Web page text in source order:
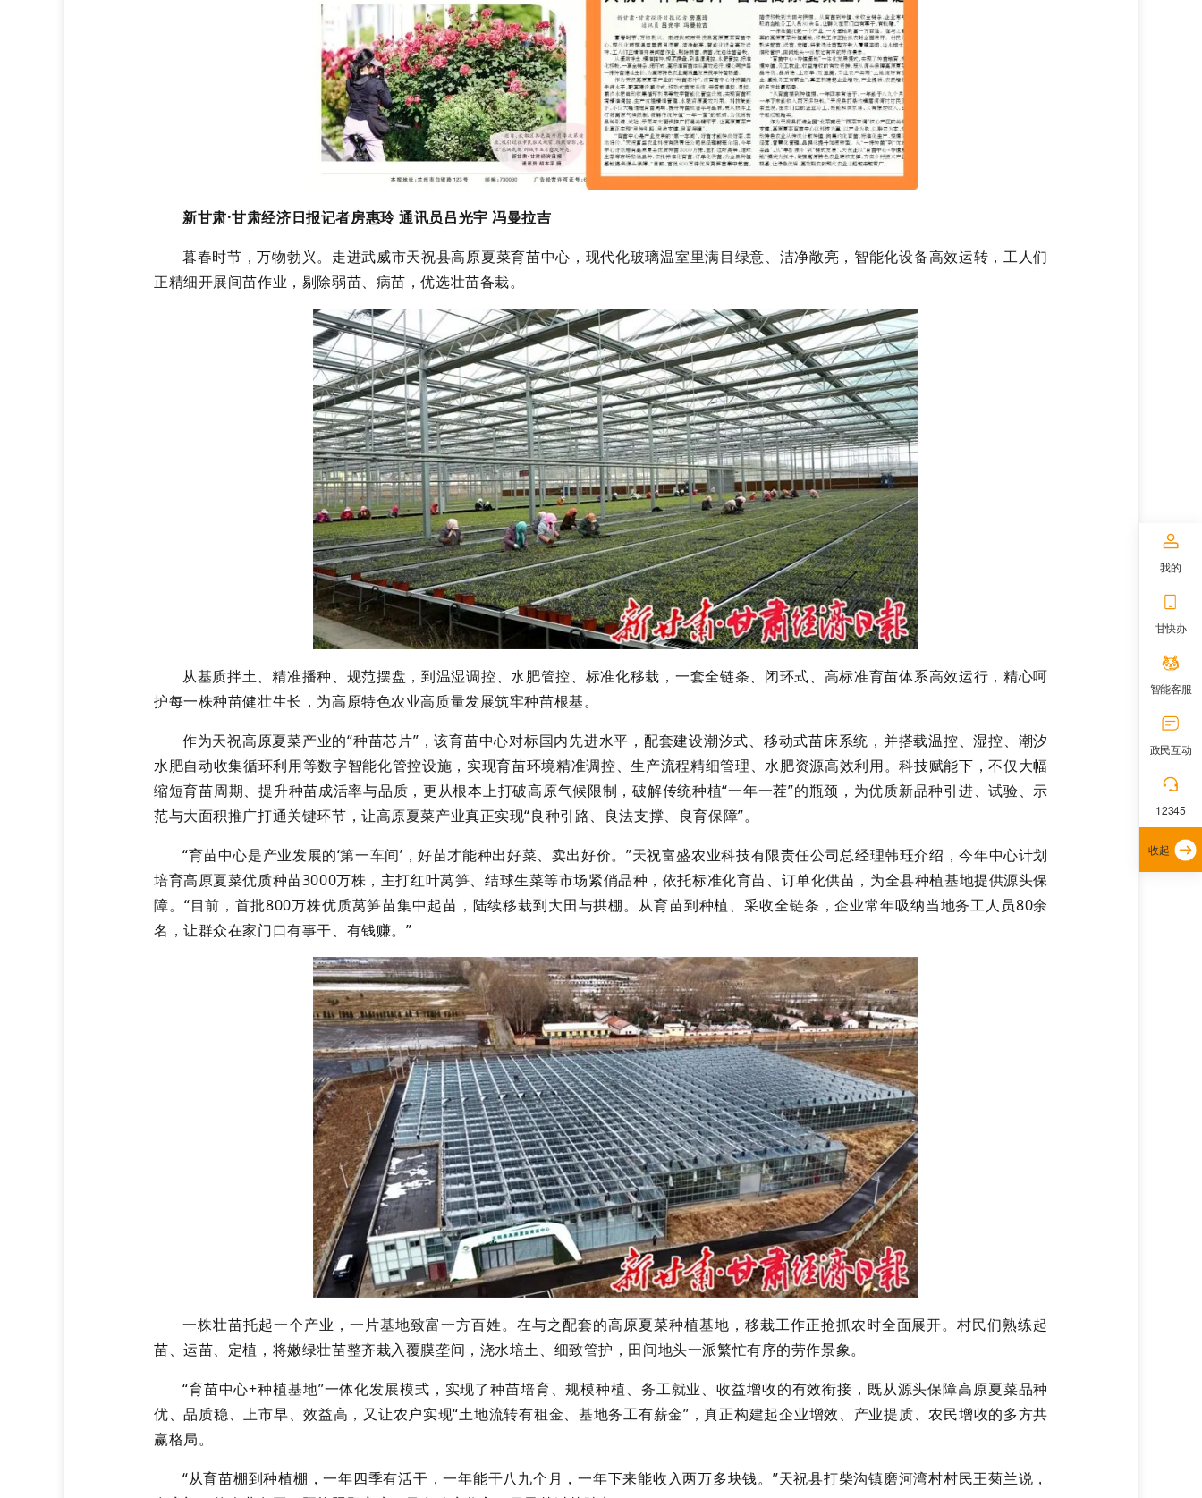
新甘肃·甘肃经济日报记者房惠玲 通讯员吕光宇 冯曼拉吉
暮春时节，万物勃兴。走进武威市天祝县高原夏菜育苗中心，现代化玻璃温室里满目绿意、洁净敞亮，智能化设备高效运转，工人们
正精细开展间苗作业，剔除弱苗、病苗，优选壮苗备栽。
从基质拌土、精准播种、规范摆盘，到温湿调控、水肥管控、标准化移栽，一套全链条、闭环式、高标准育苗体系高效运行，精心呵
护每一株种苗健壮生长，为高原特色农业高质量发展筑牢种苗根基。
作为天祝高原夏菜产业的“种苗芯片”，该育苗中心对标国内先进水平，配套建设潮汐式、移动式苗床系统，并搭载温控、湿控、潮汐
水肥自动收集循环利用等数字智能化管控设施，实现育苗环境精准调控、生产流程精细管理、水肥资源高效利用。科技赋能下，不仅大幅
缩短育苗周期、提升种苗成活率与品质，更从根本上打破高原气候限制，破解传统种植“一年一茬”的瓶颈，为优质新品种引进、试验、示
范与大面积推广打通关键环节，让高原夏菜产业真正实现“良种引路、良法支撑、良育保障”。
“育苗中心是产业发展的‘第一车间’，好苗才能种出好菜、卖出好价。”天祝富盛农业科技有限责任公司总经理韩珏介绍，今年中心计划
培育高原夏菜优质种苗3000万株，主打红叶莴笋、结球生菜等市场紧俏品种，依托标准化育苗、订单化供苗，为全县种植基地提供源头保
障。“目前，首批800万株优质莴笋苗集中起苗，陆续移栽到大田与拱棚。从育苗到种植、采收全链条，企业常年吸纳当地务工人员80余
名，让群众在家门口有事干、有钱赚。”
一株壮苗托起一个产业，一片基地致富一方百姓。在与之配套的高原夏菜种植基地，移栽工作正抢抓农时全面展开。村民们熟练起
苗、运苗、定植，将嫩绿壮苗整齐栽入覆膜垄间，浇水培土、细致管护，田间地头一派繁忙有序的劳作景象。
“育苗中心+种植基地”一体化发展模式，实现了种苗培育、规模种植、务工就业、收益增收的有效衔接，既从源头保障高原夏菜品种
优、品质稳、上市早、效益高，又让农户实现“土地流转有租金、基地务工有薪金”，真正构建起企业增效、产业提质、农民增收的多方共
赢格局。
“从育苗棚到种植棚，一年四季有活干，一年能干八九个月，一年下来能收入两万多块钱。”天祝县打柴沟镇磨河湾村村民王菊兰说，
我的
甘快办
智能客服
政民互动
12345
收起